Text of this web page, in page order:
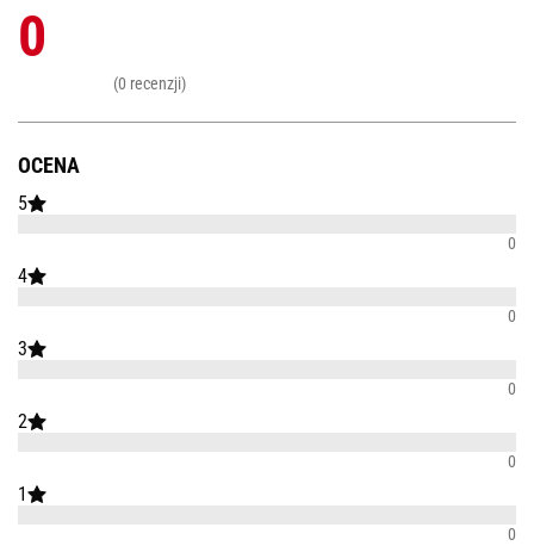
OCENA
5
0
4
0
3
0
2
0
1
0
0
(0 recenzji)